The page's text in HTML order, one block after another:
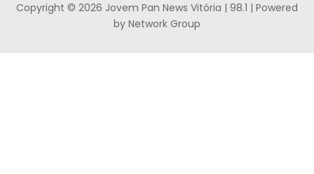
Copyright © 2026 Jovem Pan News Vitória | 98.1 | Powered
by Network Group